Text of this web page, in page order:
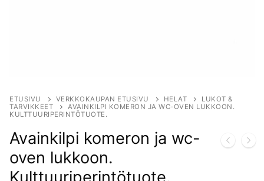
ETUSIVU VERKKOKAUPAN ETUSIVU HELAT
LUKOT &
TARVIKKEET
AVAINKILPI KOMERON JA WC-OVEN LUKKOON.
KULTTUURIPERINTÖTUOTE.
Avainkilpi komeron ja wc-
oven lukkoon.